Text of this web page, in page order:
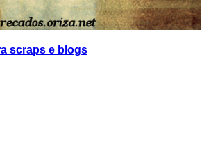
scraps e blogs